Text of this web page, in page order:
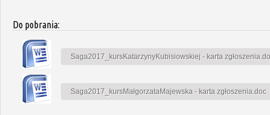
Do pobrania:
Saga2017_kursKatarzynyKubisiowskiej - karta
Saga2017_kursMałgorzataMajewska - karta zgłoszenia.doc